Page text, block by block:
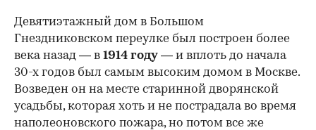
Девятиэтажный дом в Большом
Гнездниковском переулке был построен более
века назад — в 1914 году — и вплоть до начала
30-х годов был самым высоким домом в Москве.
Возведен он на месте старинной дворянской
усадьбы, которая хоть и не пострадала во время
наполеоновского пожара, но потом все же